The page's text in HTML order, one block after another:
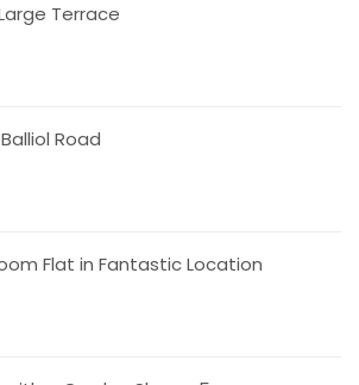
Terrace
Road
Flat in Fantastic Location